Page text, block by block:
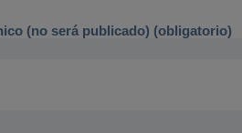
(no será publicado) (obligatorio)